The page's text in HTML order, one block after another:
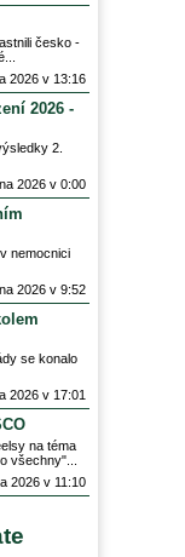
česko -
2026 v 13:16
2026 -
2.
2026 v 0:00
nemocnici
2026 v 9:52
se konalo
2026 v 17:01
na téma
všechny"
2026 v 11:10